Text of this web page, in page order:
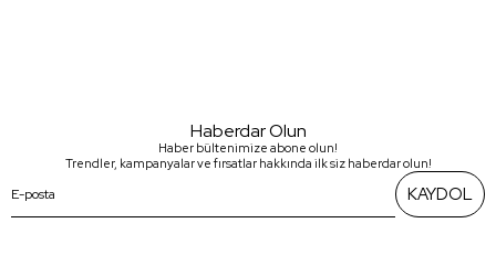
Haberdar Olun
Haber bültenimize abone olun!
Trendler, kampanyalar ve fırsatlar hakkında ilk siz haberdar olun!
KAYDOL